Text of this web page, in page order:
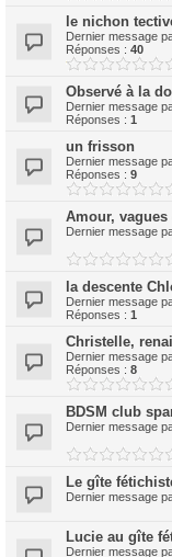
le nichon
Dernier message
Réponses : 40
Observé à la
Dernier message
Réponses : 1
un frisson
Dernier message
Réponses : 9
Amour,
Dernier message
la descente
Dernier message
Réponses : 1
Christelle,
Dernier message
Réponses : 8
BDSM club
Dernier message
Le gîte
Dernier message
Lucie au gîte
Dernier message